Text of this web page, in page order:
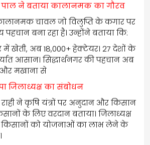
ने बताया कालानमक का गौरव
चावल जो विलुप्ति के कगार पर
पहचान बना रहा है। उन्होंने बताया कि:
खेती, अब 18,000+ हेक्टेयर। 27 देशों के
आसान। सिद्धार्थनगर की पहचान अब
मखाना से
जिलाध्यक्ष का संबोधन
ने कृषि यंत्रों पर अनुदान और किसान
के लिए वरदान बताया। जिलाध्यक्ष
किसानों को योजनाओं का लाभ लेने के